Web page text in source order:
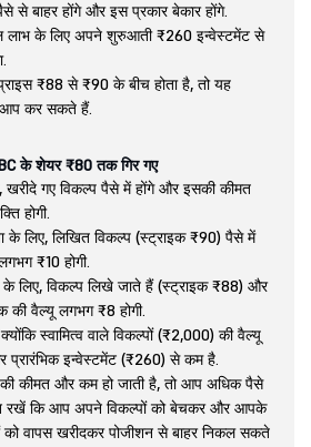
से बाहर होंगे और इस प्रकार बेकार होंगे.
के लिए अपने शुरुआती ₹260 इन्वेस्टमेंट से
₹88 से ₹90 के बीच होता है, तो यह
आप कर सकते हैं.
के शेयर ₹80 तक गिर गए
गए विकल्प पैसे में होंगे और इसकी कीमत
होगी.
लिए, लिखित विकल्प (स्ट्राइक ₹90) पैसे में
₹10 होगी.
लिए, विकल्प लिखे जाते हैं (स्ट्राइक ₹88) और
की वैल्यू लगभग ₹8 होगी.
स्वामित्व वाले विकल्पों (₹2,000) की वैल्यू
इन्वेस्टमेंट (₹260) से कम है.
कीमत और कम हो जाती है, तो आप अधिक पैसे
रखें कि आप अपने विकल्पों को बेचकर और आपके
को वापस खरीदकर पोजीशन से बाहर निकल सकते